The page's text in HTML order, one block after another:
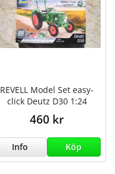
REVELL Model Set easy-
click Deutz D30 1:24
460 kr
Info Köp